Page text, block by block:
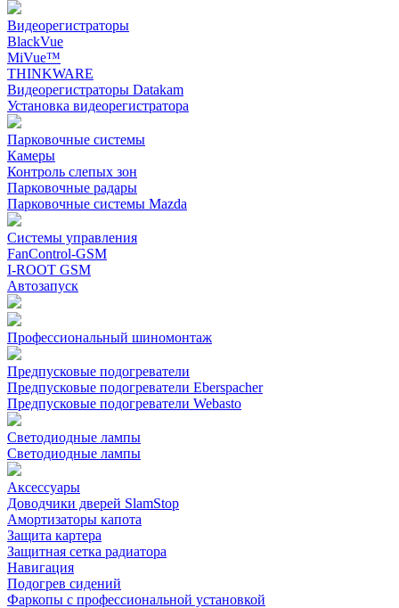
Видеорегистраторы
BlackVue
MiVue™
THINKWARE
Видеорегистраторы Datakam
Установка видеорегистратора
Парковочные системы
Камеры
Контроль слепых зон
Парковочные радары
Парковочные системы Mazda
Системы управления
FanControl-GSM
I-ROOT GSM
Автозапуск
Профессиональный шиномонтаж
Предпусковые подогреватели
Предпусковые подогреватели Eberspacher
Предпусковые подогреватели Webasto
Светодиодные лампы
Светодиодные лампы
Аксессуары
Доводчики дверей SlamStop
Амортизаторы капота
Защита картера
Защитная сетка радиатора
Навигация
Подогрев сидений
Фаркопы с профессиональной установкой